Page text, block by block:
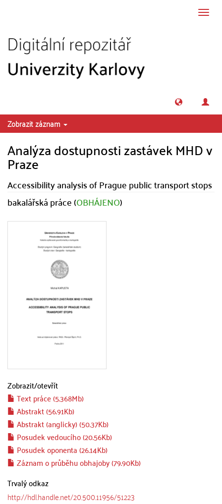
Zobrazit záznam
Analýza dostupnosti zastávek MHD v
Praze
Accessibility analysis of Prague public transport stops
bakalářská práce (OBHÁJENO)
Zobrazit/otevřít
Text práce (5.368Mb)
Abstrakt (56.91Kb)
Abstrakt (anglicky) (50.37Kb)
Posudek vedoucího (20.56Kb)
Posudek oponenta (26.14Kb)
Záznam o průběhu obhajoby (79.90Kb)
Trvalý odkaz
http://hdl.handle.net/20.500.11956/51223